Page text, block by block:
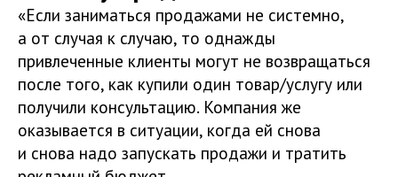
«Если заниматься продажами не системно,
а от случая к случаю, то однажды
привлеченные клиенты могут не возвращаться
после того, как купили один товар/услугу или
получили консультацию. Компания же
оказывается в ситуации, когда ей снова
и снова надо запускать продажи и тратить